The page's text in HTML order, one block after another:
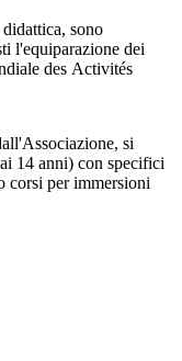
sono
l'equiparazione dei
des Activités
si
14 anni) con specifici
corsi per immersioni